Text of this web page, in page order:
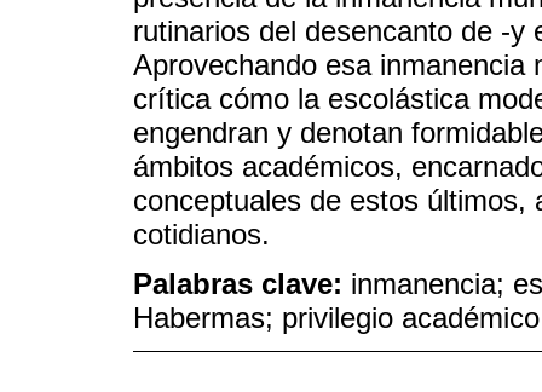
rutinarios del desencanto de -y
Aprovechando esa inmanencia
crítica cómo la escolástica
engendran y denotan
ámbitos académicos,
conceptuales de estos
cotidianos.
Palabras clave: inmanencia;
Habermas; privilegio académico